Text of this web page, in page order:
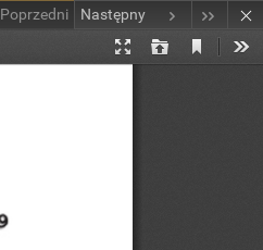
Poprzedni Następny